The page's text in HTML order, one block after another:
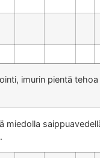
imurin pientä tehoa
miedolla